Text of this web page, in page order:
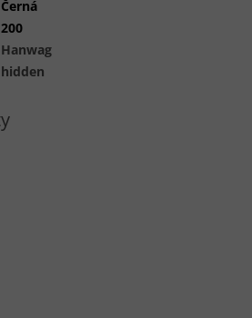
Černá
200
Hanwag
hidden